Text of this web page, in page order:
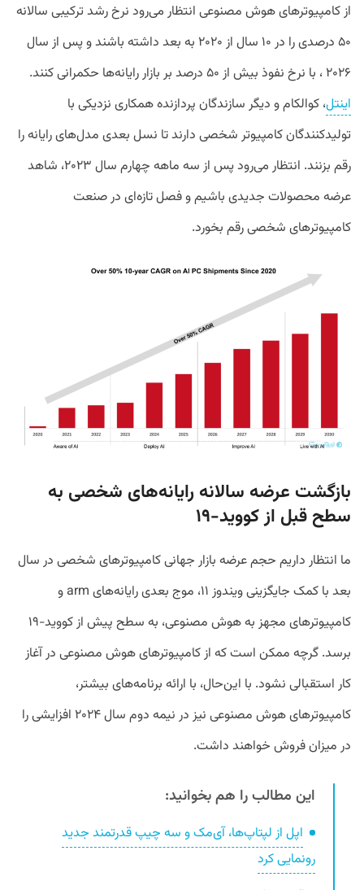
از کامپیوترهای هوش مصنوعی انتظار می‌رود نرخ رشد ترکیبی سالانه
۵۰ درصدی را در ۱۰ سال از ۲۰۲۰ به بعد داشته باشند و پس از سال
۲۰۲۶ ، با نرخ نفوذ بیش از ۵۰ درصد بر بازار رایانه‌ها حکمرانی کنند.
اینتل، کوالکام و دیگر سازندگان پردازنده همکاری نزدیکی با
تولیدکنندگان کامپیوتر شخصی دارند تا نسل بعدی مدل‌های رایانه را
رقم بزنند. انتظار می‌رود پس از سه ماهه چهارم سال ۲۰۲۳، شاهد
عرضه محصولات جدیدی باشیم و فصل تازه‌ای در صنعت
کامپیوترهای شخصی رقم بخورد.
بازگشت عرضه سالانه رایانه‌های شخصی به
سطح قبل از کووید-۱۹
ما انتظار داریم حجم عرضه بازار جهانی کامپیوترهای شخصی در سال
بعد با کمک جایگزینی ویندوز ۱۱، موج بعدی رایانه‌های arm و
کامپیوترهای مجهز به هوش مصنوعی، به سطح پیش از کووید-۱۹
برسد. گرچه ممکن است که از کامپیوترهای هوش مصنوعی در آغاز
کار استقبالی نشود. با این‌حال، با ارائه برنامه‌های بیشتر،
کامپیوترهای هوش مصنوعی نیز در نیمه دوم سال ۲۰۲۴ افزایشی را
در میزان فروش خواهند داشت.
این مطالب را هم بخوانید:
اپل از لپتاپ‌ها، آی‌مک و سه چیپ قدرتمند جدید
رونمایی کرد